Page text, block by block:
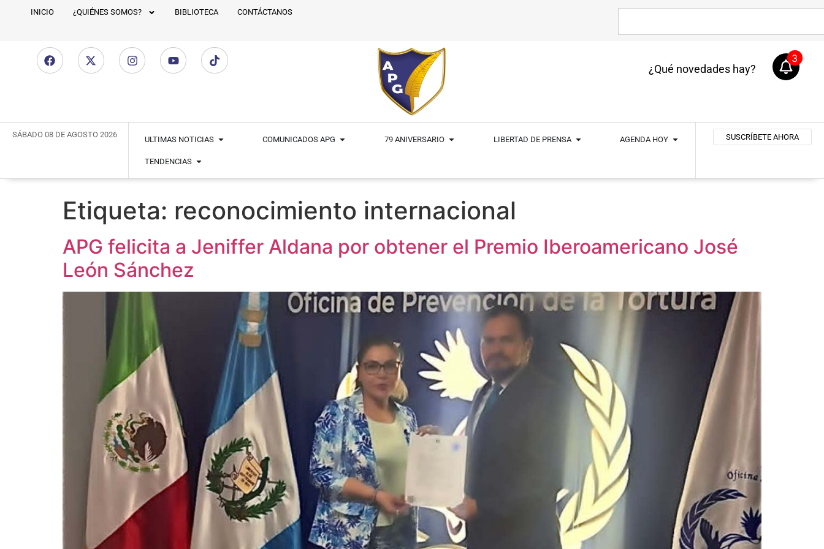
INICIO ¿QUIÉNES SOMOS? BIBLIOTECA CONTÁCTANOS
¿Qué novedades hay?
3
SÁBADO 08 DE AGOSTO 2026
ULTIMAS NOTICIAS COMUNICADOS APG 79 ANIVERSARIO LIBERTAD DE PRENSA AGENDA HOY
TENDENCIAS
SUSCRÍBETE AHORA
Etiqueta: reconocimiento internacional
APG felicita a Jeniffer Aldana por obtener el Premio Iberoamericano José
León Sánchez